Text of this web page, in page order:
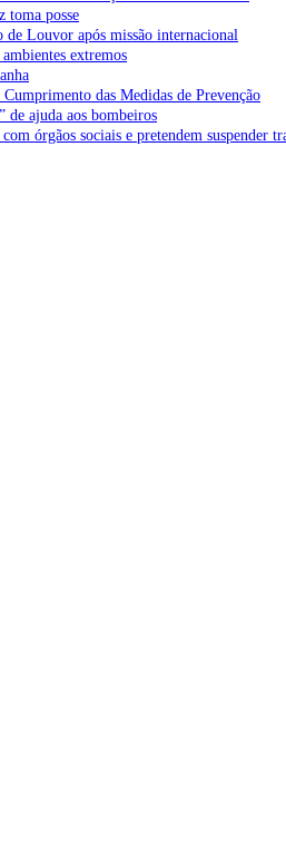
toma posse
Louvor após missão internacional
extremos
das Medidas de Prevenção
de ajuda aos bombeiros
órgãos sociais e pretendem suspender